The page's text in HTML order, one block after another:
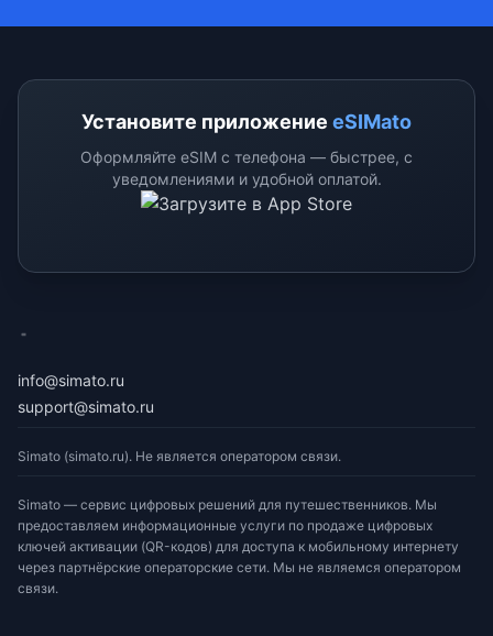
Установите приложение eSIMato
Оформляйте eSIM с телефона — быстрее, с
уведомлениями и удобной оплатой.
info@simato.ru
support@simato.ru
Simato (simato.ru). Не является оператором связи.
Simato — сервис цифровых решений для путешественников. Мы
предоставляем информационные услуги по продаже цифровых
ключей активации (QR-кодов) для доступа к мобильному интернету
через партнёрские операторские сети. Мы не являемся оператором
связи.